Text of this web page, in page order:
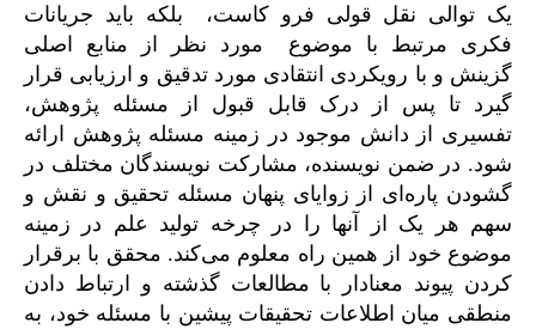
یک توالی نقل قولی فرو کاست، بلکه باید جریانات
فکری مرتبط با موضوع مورد نظر از منابع اصلی
گزینش و با رویکردی انتقادی مورد تدقیق و ارزیابی قرار
گیرد تا پس از درک قابل قبول از مسئله پژوهش،
تفسیری از دانش موجود در زمینه مسئله پژوهش ارائه
شود. در ضمن نویسنده، مشارکت نویسندگان مختلف در
گشودن پاره‌ای از زوایای پنهان مسئله تحقیق و نقش و
سهم هر یک از آنها را در چرخه تولید علم در زمینه
موضوع خود از همین راه معلوم می‌کند. محقق با برقرار
کردن پیوند معنادار با مطالعات گذشته و ارتباط دادن
منطقی میان اطلاعات تحقیقات پیشین با مسئله خود، به